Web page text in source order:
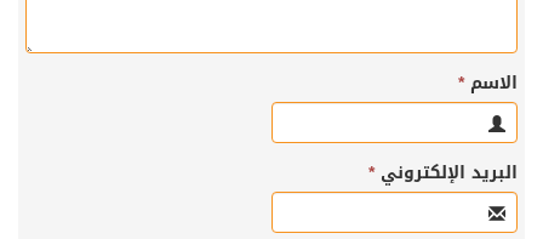
الاسم*
البريد الإلكتروني*